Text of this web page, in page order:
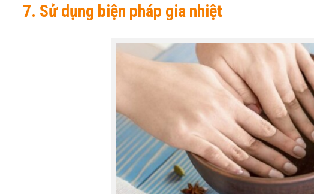
7. Sử dụng biện pháp gia nhiệt